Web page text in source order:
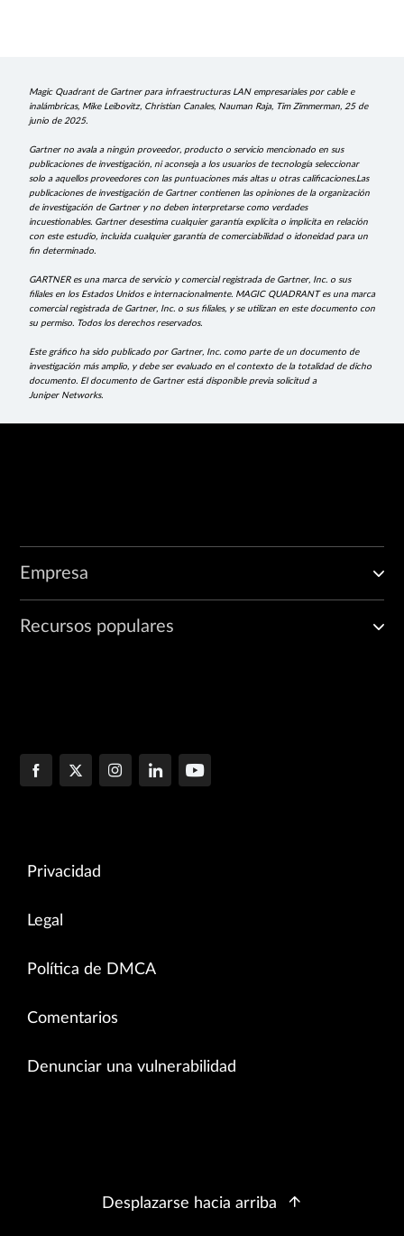
Magic Quadrant de Gartner para infraestructuras LAN empresariales por cable e
inalámbricas, Mike Leibovitz, Christian Canales, Nauman Raja, Tim Zimmerman, 25 de
junio de 2025.
Gartner no avala a ningún proveedor, producto o servicio mencionado en sus
publicaciones de investigación, ni aconseja a los usuarios de tecnología seleccionar
solo a aquellos proveedores con las puntuaciones más altas u otras calificaciones.Las
publicaciones de investigación de Gartner contienen las opiniones de la organización
de investigación de Gartner y no deben interpretarse como verdades
incuestionables. Gartner desestima cualquier garantía explícita o implícita en relación
con este estudio, incluida cualquier garantía de comerciabilidad o idoneidad para un
fin determinado.
GARTNER es una marca de servicio y comercial registrada de Gartner, Inc. o sus
filiales en los Estados Unidos e internacionalmente. MAGIC QUADRANT es una marca
comercial registrada de Gartner, Inc. o sus filiales, y se utilizan en este documento con
su permiso. Todos los derechos reservados.
Este gráfico ha sido publicado por Gartner, Inc. como parte de un documento de
investigación más amplio, y debe ser evaluado en el contexto de la totalidad de dicho
documento. El documento de Gartner está disponible previa solicitud a
Juniper Networks.
Empresa
Recursos populares
Privacidad
Legal
Política de DMCA
Comentarios
Denunciar una vulnerabilidad
Desplazarse hacia arriba